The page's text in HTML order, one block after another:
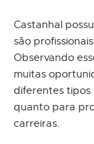
Castanhal
são
Observando
muitas
diferentes tipos
quanto para
carreiras.